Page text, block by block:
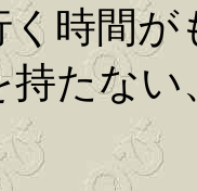
時間が
持たな